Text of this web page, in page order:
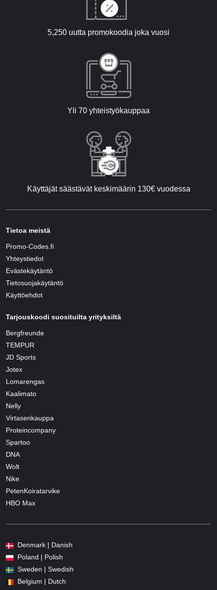
5,250 uutta promokoodia joka vuosi
Yli 70 yhteistyökauppaa
Käyttäjät säästävät keskimäärin 130€ vuodessa
Tietoa meistä
Promo-Codes.fi
Yhteystiedot
Evästekäytäntö
Tietosuojakäytäntö
Käyttöehdot
Tarjouskoodi suosituilta yrityksiltä
Bergfreunde
TEMPUR
JD Sports
Jotex
Lomarengas
Kaalimato
Nelly
Virtasenkauppa
Proteincompany
Spartoo
DNA
Wolt
Nike
PetenKoiratarvike
HBO Max
Denmark | Danish
Poland | Polish
Sweden | Swedish
Belgium | Dutch